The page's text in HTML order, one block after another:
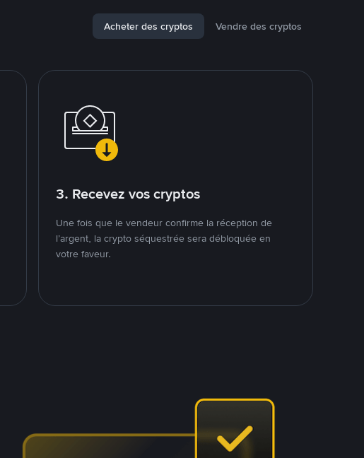
Acheter des cryptos Vendre des cryptos
3. Recevez vos cryptos
Une fois que le vendeur confirme la réception de
l’argent, la crypto séquestrée sera débloquée en
votre faveur.